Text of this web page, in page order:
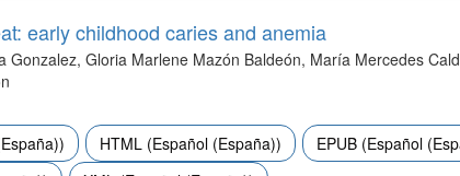
early childhood caries and anemia
Gonzalez, Gloria Marlene Mazón Baldeón, María Mercedes
HTML (Español (España))
EPUB (Español